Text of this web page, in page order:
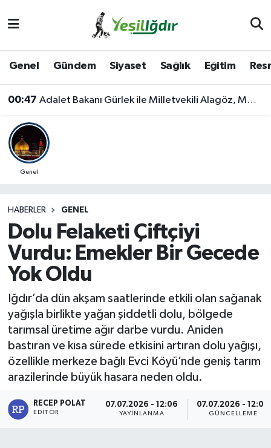
Genel Gündem Siyaset Sağlık Eğitim
00:47 Adalet Bakanı Gürlek ile Milletvekili Alagöz, MHP İl Başkanlığını Ziyaret Etti
Genel
HABERLER GENEL
Dolu Felaketi Çiftçiyi
Vurdu: Emekler Bir Gecede
Yok Oldu
Iğdır’da dün akşam saatlerinde etkili olan sağanak
yağışla birlikte yağan şiddetli dolu, bölgede
tarımsal üretime ağır darbe vurdu. Aniden
bastıran ve kısa sürede etkisini artıran dolu yağışı,
özellikle merkeze bağlı Evci Köyü’nde geniş tarım
arazilerinde büyük hasara neden oldu.
RECEP POLAT
EDITÖR
07.07.2026 - 12:06
YAYINLANMA
07.07.2026 - 12:09
GÜNCELLEME
Iğdır Trafik Yoğunluk Haritası
Süper Lig Puan Durumu ve Fikstür
Son Dakika Haberleri
Haber Arşivi